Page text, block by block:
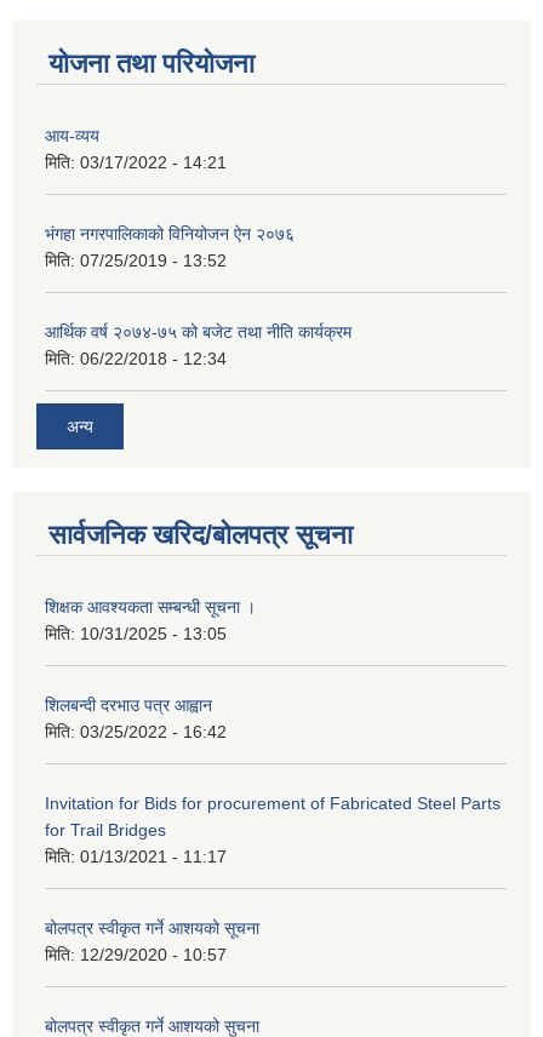
योजना तथा परियोजना
आय-व्यय
मिति: 03/17/2022 - 14:21
भंगहा नगरपालिकाको विनियोजन ऐन २०७६
मिति: 07/25/2019 - 13:52
आर्थिक वर्ष २०७४-७५ को बजेट तथा नीति कार्यक्रम
मिति: 06/22/2018 - 12:34
अन्य
सार्वजनिक खरिद/बोलपत्र सूचना
शिक्षक आवश्यकता सम्बन्धी सूचना ।
मिति: 10/31/2025 - 13:05
शिलबन्दी दरभाउ पत्र आह्वान
मिति: 03/25/2022 - 16:42
Invitation for Bids for procurement of Fabricated Steel Parts
for Trail Bridges
मिति: 01/13/2021 - 11:17
बोलपत्र स्वीकृत गर्ने आशयको सूचना
मिति: 12/29/2020 - 10:57
बोलपत्र स्वीकृत गर्ने आशयको सुचना